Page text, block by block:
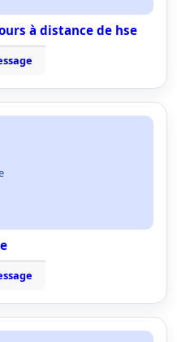
à distance de hse